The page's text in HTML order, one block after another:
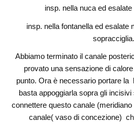
insp. nella nuca ed
insp. nella fontanella ed esalate
sopracciglia.
Abbiamo terminato il canale
provato una sensazione di
punto. Ora è necessario portare la
basta appoggiarla sopra gli
connettere questo canale
canale( vaso di concezione)